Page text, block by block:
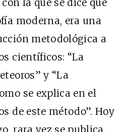
la que se dice que
moderna, era una
metodológica a
científicos: “La
y “La
se explica en el
de este método”. Hoy